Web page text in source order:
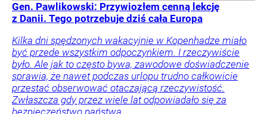
Gen. Pawlikowski: Przywiozłem cenną lekcję
z Danii. Tego potrzebuje dziś cała Europa
Kilka dni spędzonych wakacyjnie w Kopenhadze miało
być przede wszystkim odpoczynkiem. I rzeczywiście
było. Ale jak to często bywa, zawodowe doświadczenie
sprawia, że nawet podczas urlopu trudno całkowicie
przestać obserwować otaczającą rzeczywistość.
Zwłaszcza gdy przez wiele lat odpowiadało się za